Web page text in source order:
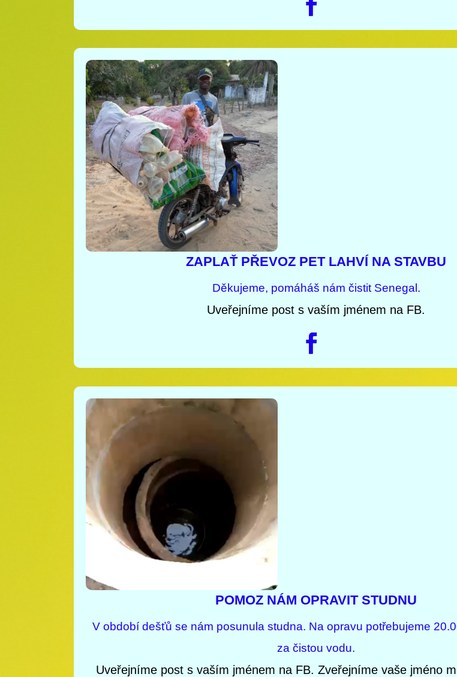
ZAPLAŤ PŘEVOZ PET LAHVÍ NA STAVBU
Děkujeme, pomáháš nám čistit Senegal.
Uveřejníme post s vaším jménem na FB.
POMOZ NÁM OPRAVIT STUDNU
V období dešťů se nám posunula studna. Na opravu potřebujeme
za čistou vodu.
Uveřejníme post s vaším jménem na FB. Zveřejníme vaše jméno